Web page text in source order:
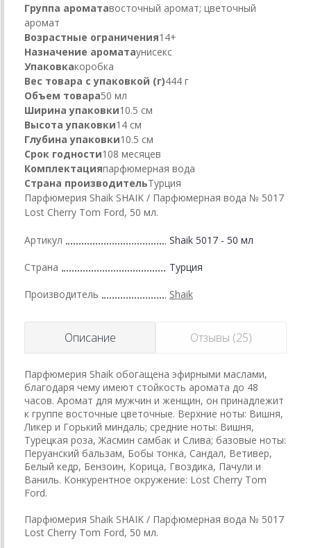
Группа ароматавосточный аромат; цветочный
аромат
Возрастные ограничения14+
Назначение ароматаунисекс
Упаковкакоробка
Вес товара с упаковкой (г)444 г
Объем товара50 мл
Ширина упаковки10.5 см
Высота упаковки14 см
Глубина упаковки10.5 см
Срок годности108 месяцев
Комплектацияпарфюмерная вода
Страна производительТурция
Парфюмерия Shaik SHAIK / Парфюмерная вода № 5017
Lost Cherry Tom Ford, 50 мл.
Артикул Shaik 5017 - 50 мл
Страна Турция
Производитель Shaik
Описание Отзывы (25)
Парфюмерия Shaik обогащена эфирными маслами,
благодаря чему имеют стойкость аромата до 48
часов. Аромат для мужчин и женщин, он принадлежит
к группе восточные цветочные. Верхние ноты: Вишня,
Ликер и Горький миндаль; средние ноты: Вишня,
Турецкая роза, Жасмин самбак и Слива; базовые ноты:
Перуанский бальзам, Бобы тонка, Сандал, Ветивер,
Белый кедр, Бензоин, Корица, Гвоздика, Пачули и
Ваниль. Конкурентное окружение: Lost Cherry Tom
Ford.
Парфюмерия Shaik SHAIK / Парфюмерная вода № 5017
Lost Cherry Tom Ford, 50 мл.